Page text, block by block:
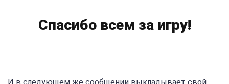
Спасибо всем за игру!